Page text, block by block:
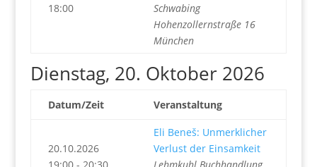
18:00
Schwabing
Hohenzollernstraße 16
München
Dienstag, 20. Oktober 2026
Datum/Zeit Veranstaltung
20.10.2026
Eli Beneš: Unmerklicher
Verlust der Einsamkeit